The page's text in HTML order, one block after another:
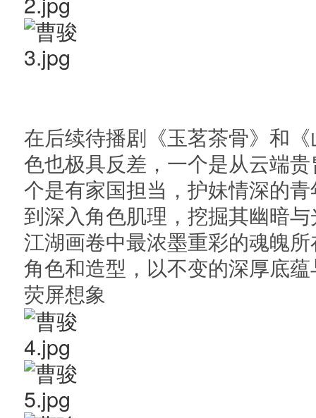
在后续待播剧《玉茗茶骨》和
色也极具反差，一个是从云端
个是有家国担当，护妹情深的
到深入角色肌理，挖掘其幽暗
江湖画卷中最浓墨重彩的魂魄
角色和造型，以不变的深厚底
荧屏想象